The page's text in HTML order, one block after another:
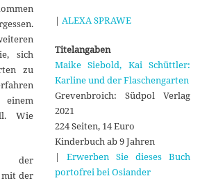
sich
zu
einem
Wie
der
mit der
| ALEXA SPRAWE
Titelangaben
Maike Siebold, Kai Schüttler:
Karline und der Flaschengarten
Grevenbroich: Südpol Verlag
2021
224 Seiten, 14 Euro
Kinderbuch ab 9 Jahren
| Erwerben Sie dieses Buch
portofrei bei Osiander